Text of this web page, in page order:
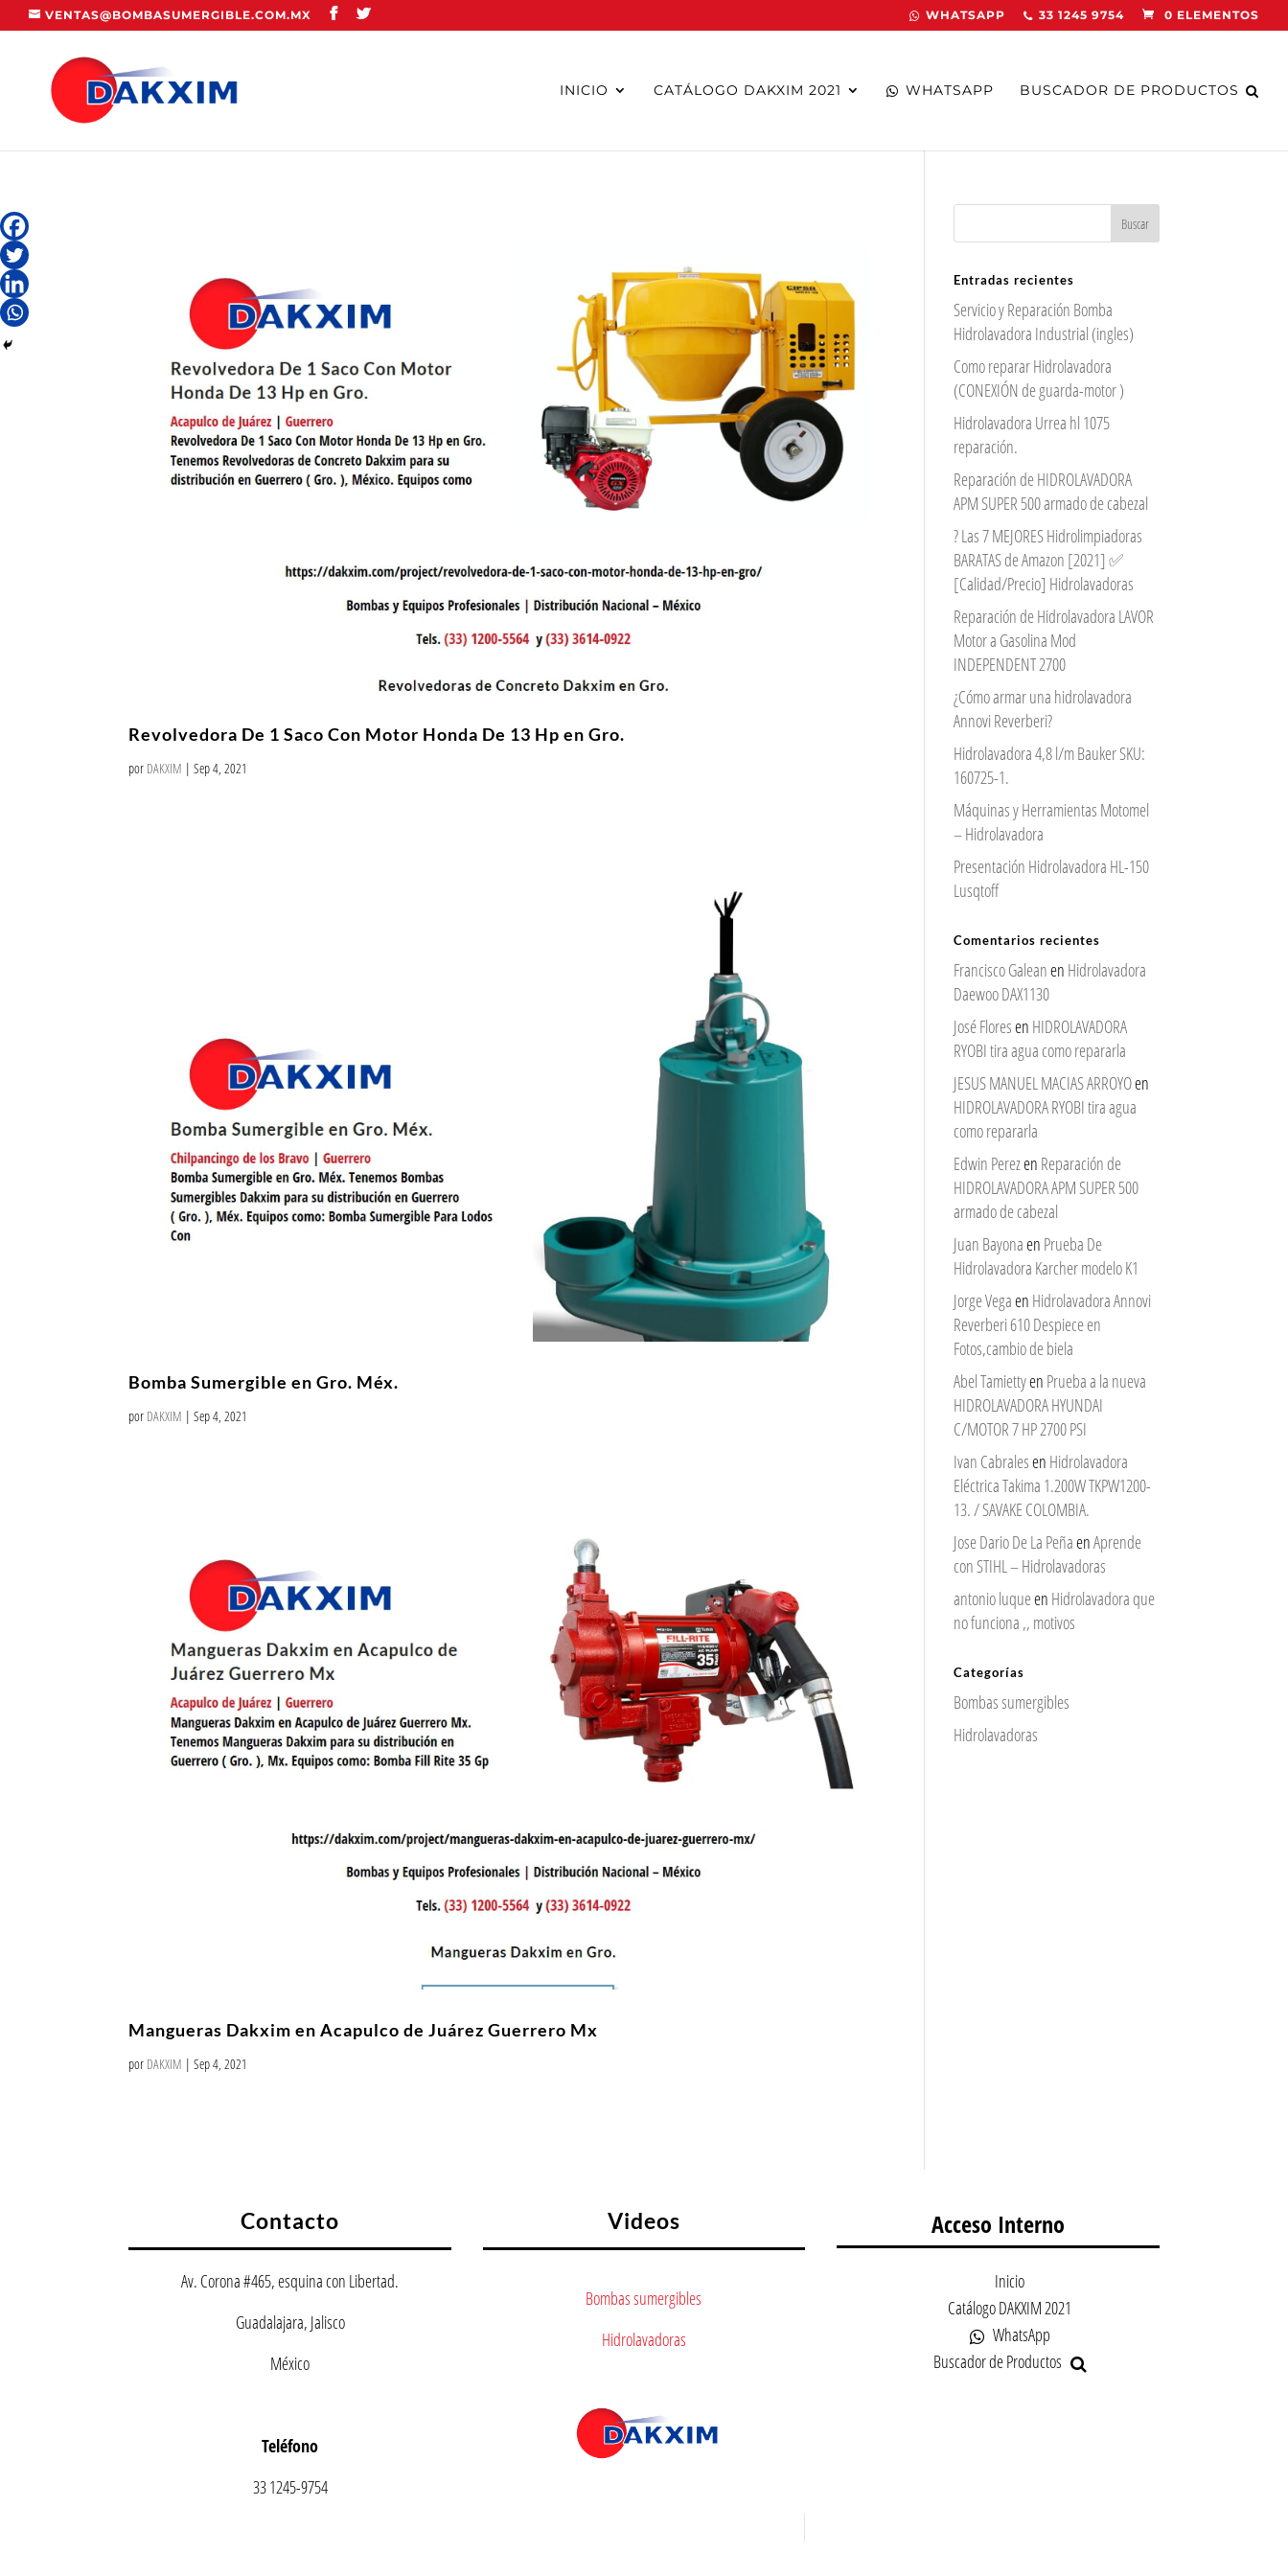
VENTAS@BOMBASUMERGIBLE.COM.MX WHATSAPP 33 1245 9754 0 ELEMENTOS
INICIO CATÁLOGO DAKXIM 2021 WHATSAPP BUSCADOR DE PRODUCTOS
Revolvedora De 1 Saco Con Motor Honda De 13 Hp en Gro.
por DAKXIM |Sep 4, 2021
Bomba Sumergible en Gro. Méx.
por DAKXIM |Sep 4, 2021
Mangueras Dakxim en Acapulco de Juárez Guerrero Mx
por DAKXIM |Sep 4, 2021
Entradas recientes
Servicio y Reparación Bomba
Hidrolavadora Industrial (ingles)
Como reparar Hidrolavadora
(CONEXIÓN de guarda-motor )
Hidrolavadora Urrea hl 1075
reparación.
Reparación de HIDROLAVADORA
APM SUPER 500 armado de cabezal
? Las 7 MEJORES Hidrolimpiadoras
BARATAS de Amazon [2021] ✅
[Calidad/Precio] Hidrolavadoras
Reparación de Hidrolavadora LAVOR
Motor a Gasolina Mod
INDEPENDENT 2700
¿Cómo armar una hidrolavadora
Annovi Reverberi?
Hidrolavadora 4,8 l/m Bauker SKU:
160725-1.
Máquinas y Herramientas Motomel
– Hidrolavadora
Presentación Hidrolavadora HL-150
Lusqtoff
Comentarios recientes
Francisco Galeanen Hidrolavadora
Daewoo DAX1130
José Floresen HIDROLAVADORA
RYOBI tira agua como repararla
JESUS MANUEL MACIAS ARROYOen
HIDROLAVADORA RYOBI tira agua
como repararla
Edwin Perezen Reparación de
HIDROLAVADORA APM SUPER 500
armado de cabezal
Juan Bayonaen Prueba De
Hidrolavadora Karcher modelo K1
Jorge Vegaen Hidrolavadora Annovi
Reverberi 610 Despiece en
Fotos,cambio de biela
Abel Tamiettyen Prueba a la nueva
HIDROLAVADORA HYUNDAI
C/MOTOR 7 HP 2700 PSI
Ivan Cabralesen Hidrolavadora
Eléctrica Takima 1.200W TKPW1200-
13. / SAVAKE COLOMBIA.
Jose Dario De La PeñaenAprende
con STIHL – Hidrolavadoras
antonio luqueen Hidrolavadora que
no funciona ,, motivos
Categorías
Bombas sumergibles
Hidrolavadoras
Contacto
Av. Corona #465, esquina con Libertad.
Guadalajara, Jalisco
México
Teléfono
33 1245-9754
Videos
Bombas sumergibles
Hidrolavadoras
Acceso Interno
Inicio
Catálogo DAKXIM 2021
WhatsApp
Buscador de Productos